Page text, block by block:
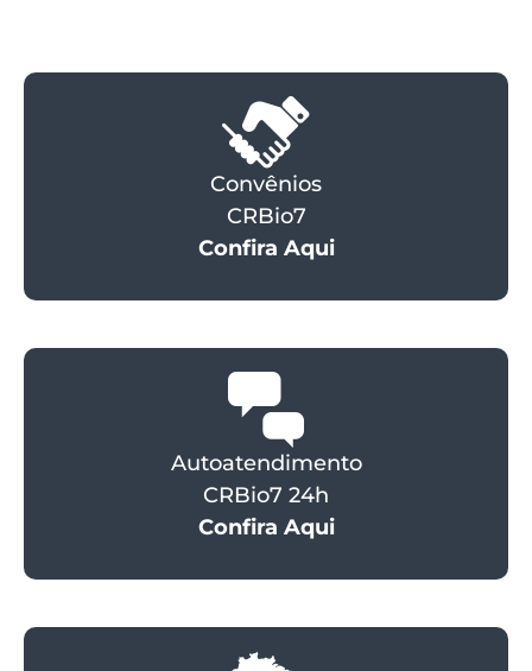
Convênios
CRBio7
Confira Aqui
Autoatendimento
CRBio7 24h
Confira Aqui